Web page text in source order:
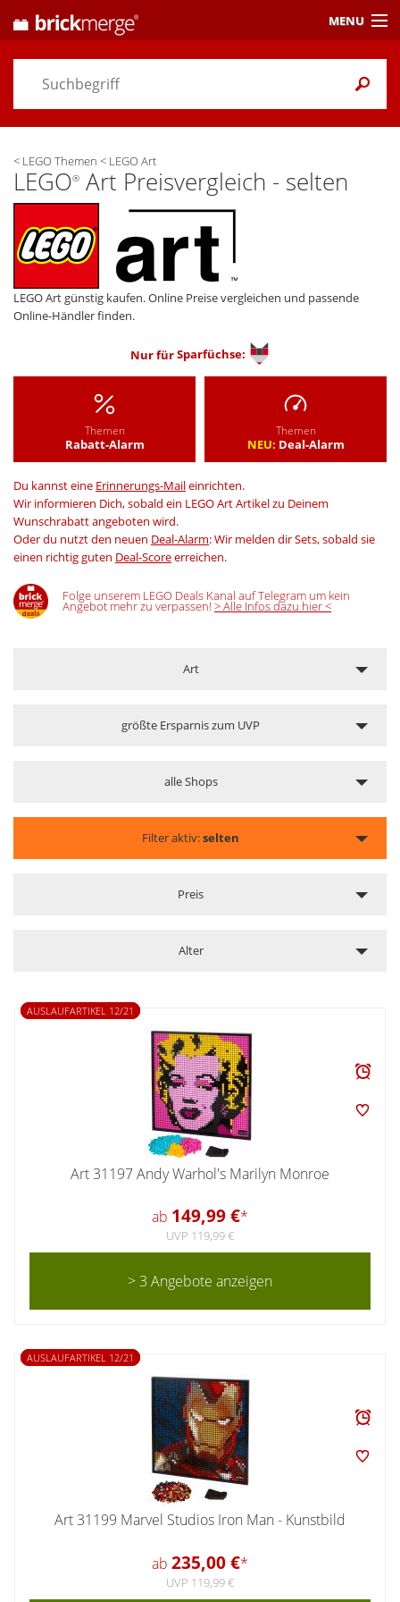
< LEGO Themen < LEGO Art
LEGO® Art Preisvergleich - selten
LEGO Art günstig kaufen. Online Preise vergleichen und passende
Online-Händler finden.
Nur fürSparfüchse:
Themen
Rabatt-Alarm
Themen
NEU: Deal-Alarm
Du kannst eine Erinnerungs-Maileinrichten.
Wir informieren Dich, sobald ein LEGO Art Artikel zu Deinem
Wunschrabatt angeboten wird.
Oder du nutzt den neuen Deal-Alarm: Wir melden dir Sets, sobald sie
einen richtig guten Deal-Scoreerreichen.
Folge unserem LEGO Deals Kanal auf Telegram um kein
Angebot mehr zu verpassen! > Alle Infos dazu hier <
Art
größte Ersparnis zum UVP
alle Shops
Filter aktiv:selten
Preis
Alter
AUSLAUFARTIKEL 12/21
Art 31197 Andy Warhol's Marilyn Monroe
ab 149,99 €*
UVP 119,99 €
> 3 Angebote anzeigen
AUSLAUFARTIKEL 12/21
Art 31199 Marvel Studios Iron Man - Kunstbild
ab 235,00 €*
UVP 119,99 €
MENU
Preisvergleich
Themen/ Händler
Alarme& Wunschlisten
Einstellungen